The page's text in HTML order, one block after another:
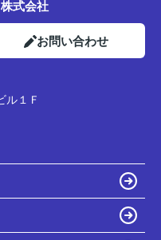
式会社
お問い合わせ
ル１Ｆ